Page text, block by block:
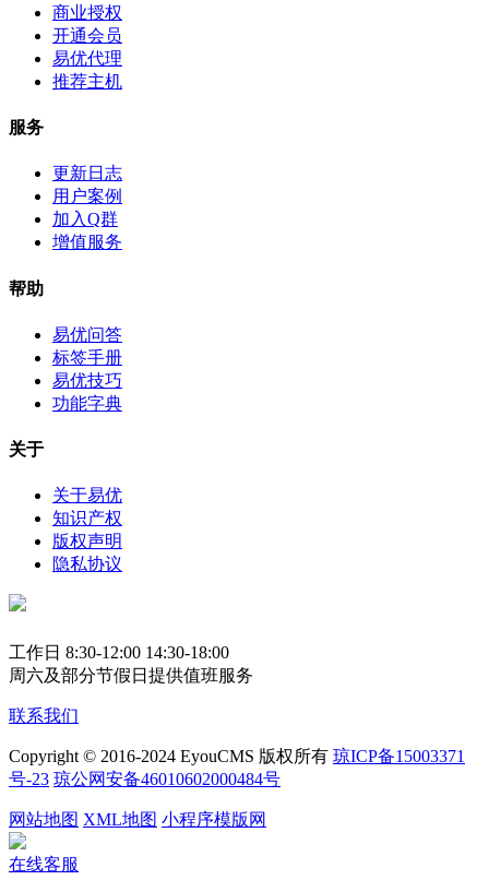
商业授权
开通会员
易优代理
推荐主机
服务
更新日志
用户案例
加入Q群
增值服务
帮助
易优问答
标签手册
易优技巧
功能字典
关于
关于易优
知识产权
版权声明
隐私协议
工作日 8:30-12:00 14:30-18:00
周六及部分节假日提供值班服务
联系我们
Copyright © 2016-2024 EyouCMS 版权所有 琼ICP备15003371
号-23 琼公网安备46010602000484号
网站地图 XML地图 小程序模版网
在线客服